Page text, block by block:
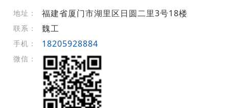
地址： 福建省厦门市湖里区日圆二里3号18楼
联系： 魏工
手机： 18205928884
微信：